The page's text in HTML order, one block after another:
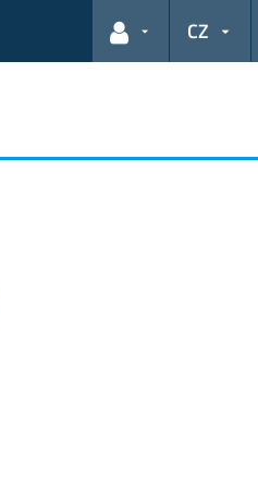
Odkazy pro uživatele
CZ